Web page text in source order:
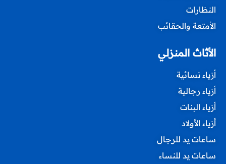
النظارات
الأمتعة والحقائب
الأثاث المنزلي
أزياء نسائية
أزياء رجالية
أزياء البنات
أزياء الأولاد
ساعات يد للرجال
ساعات يد للنساء